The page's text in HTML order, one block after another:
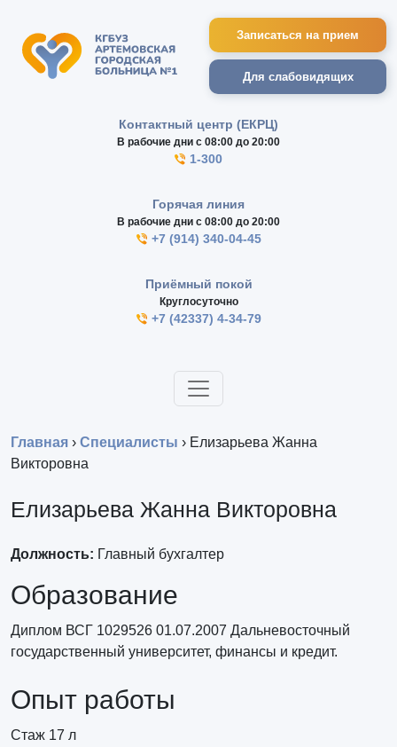
Записаться на прием
Для слабовидящих
Контактный центр (ЕКРЦ)
В рабочие дни с 08:00 до 20:00
1-300
Горячая линия
В рабочие дни с 08:00 до 20:00
+7 (914) 340-04-45
Приёмный покой
Круглосуточно
+7 (42337) 4-34-79
Главная › Специалисты › Елизарьева Жанна
Викторовна
Елизарьева Жанна Викторовна
Должность: Главный бухгалтер
Образование
Диплом ВСГ 1029526 01.07.2007 Дальневосточный
государственный университет, финансы и кредит.
Опыт работы
Стаж 17 л